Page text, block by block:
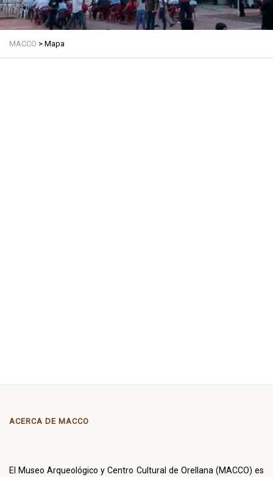
MACCO > Mapa
ACERCA DE MACCO
El Museo Arqueológico y Centro Cultural de Orellana (MACCO) es